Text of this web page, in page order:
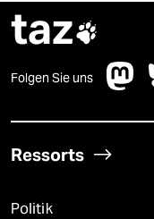
taz
Folgen Sie uns
Ressorts
Politik